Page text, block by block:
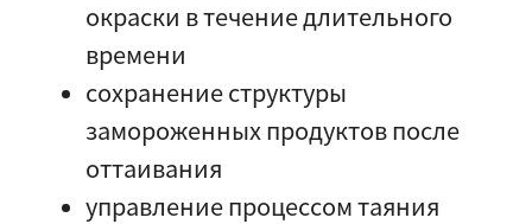
окраски в течение длительного
времени
сохранение структуры
замороженных продуктов после
оттаивания
управление процессом таяния